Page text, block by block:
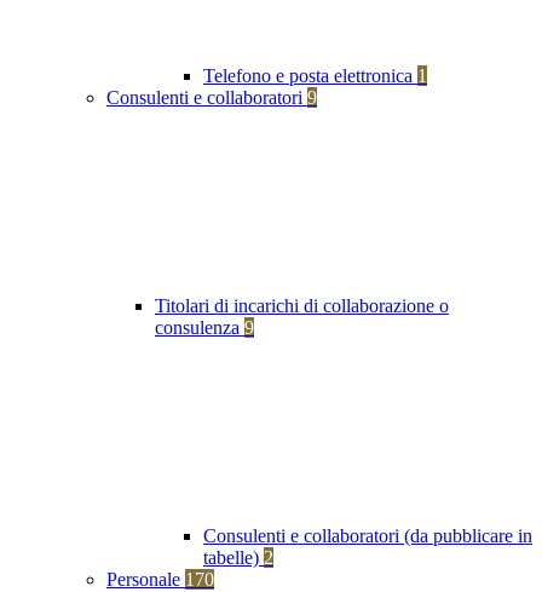
Telefono e posta elettronica 1
Consulenti e collaboratori 9
Titolari di incarichi di collaborazione o
consulenza 9
Consulenti e collaboratori (da pubblicare in
tabelle) 2
Personale 170